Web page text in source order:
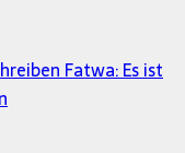
Fatwa: Es ist